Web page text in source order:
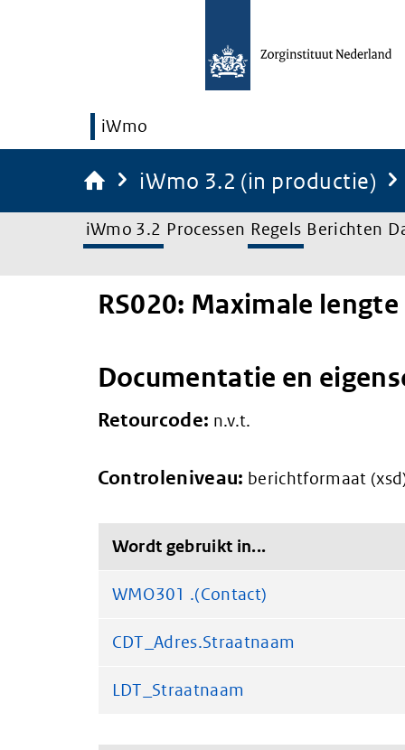
iWmo
iWmo 3.2 (in productie)
iWmo 3.2 Processen Regels Berichten
RS020: Maximale
Documentatie en
Retourcode: n.v.t.
Controleniveau: berichtformaat
Wordt gebruikt in...
WMO301 .(Contact)
CDT_Adres.Straatnaam
LDT_Straatnaam